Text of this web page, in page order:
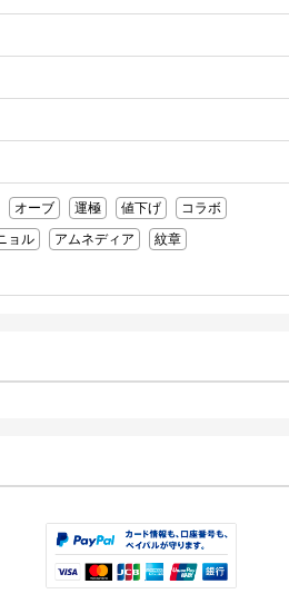
オーブ 運極 値下げ
コラボ
ョル
アムネディア 紋章